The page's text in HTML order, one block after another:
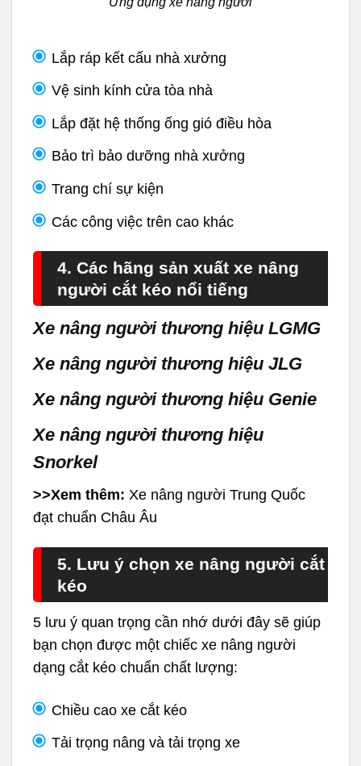
Lắp ráp kết cấu nhà xưởng
Vệ sinh kính cửa tòa nhà
Lắp đặt hệ thống ống gió điều hòa
Bảo trì bảo dưỡng nhà xưởng
Trang chí sự kiện
Các công việc trên cao khác
4. Các hãng sản xuất xe nâng
người cắt kéo nổi tiếng
Xe nâng người thương hiệu LGMG
Xe nâng người thương hiệu JLG
Xe nâng người thương hiệu Genie
Xe nâng người thương hiệu
Snorkel
>>Xem thêm: Xe nâng người Trung Quốc
đạt chuẩn Châu Âu
5. Lưu ý chọn xe nâng người cắt
kéo
5 lưu ý quan trọng cần nhớ dưới đây sẽ giúp
bạn chọn được một chiếc xe nâng người
dạng cắt kéo chuẩn chất lượng:
Chiều cao xe cắt kéo
Tải trọng nâng và tải trọng xe